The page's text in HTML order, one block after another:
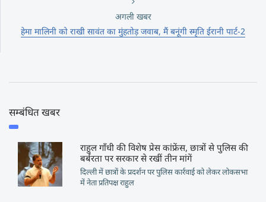
अगली खबर
हेमा मालिनी को राखी सावंत का मुंहतोड़ जवाब, मैं बनूंगी स्मृति ईरानी पार्ट-2
सम्बंधित खबर
राहुल गाँधी की विशेष प्रेस कांफ्रेंस, छात्रों से पुलिस की
बर्बरता पर सरकार से रखीं तीन मांगें
दिल्ली में छात्रों के प्रदर्शन पर पुलिस कार्रवाई को लेकर लोकसभा
में नेता प्रतिपक्ष राहुल